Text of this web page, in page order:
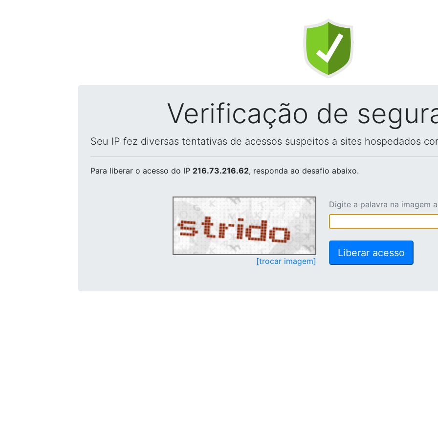
Verificação de
Seu IP fez diversas tentativas de acessos suspeitos a sites hospedados
Para liberar o acesso do IP 216.73.216.62, responda ao desafio abaixo.
[trocar imagem]
Digite a palavra na imagem